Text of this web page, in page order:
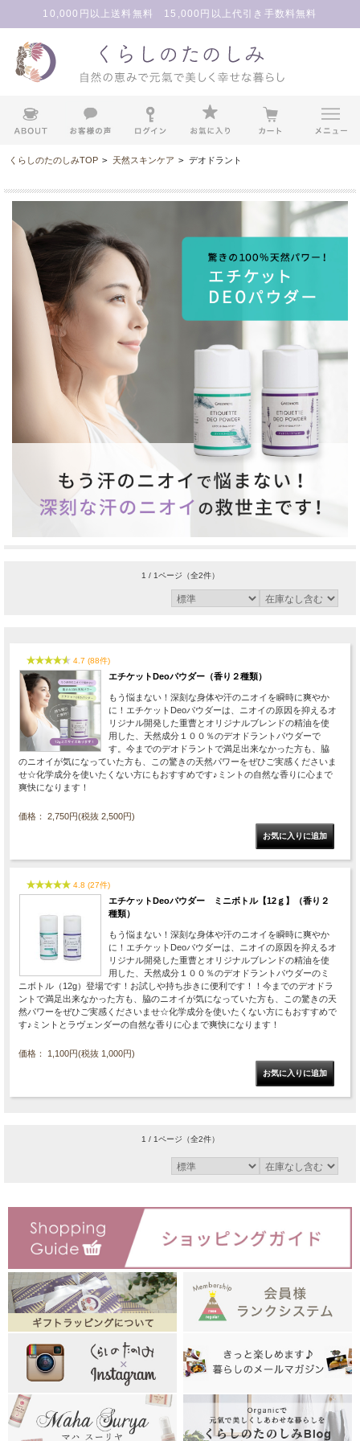
10,000円以上送料無料 15,000円以上代引き手数料無料
くらしのたのしみTOP > 天然スキンケア > デオドラント
1 / 1ページ （全2件）
4.7 (88件)
エチケットDeoパウダー（香り２種類）
もう悩まない！深刻な身体や汗のニオイを瞬時に爽やか
に！エチケットDeoパウダーは、ニオイの原因を抑えるオ
リジナル開発した重曹とオリジナルブレンドの精油を使
用した、天然成分１００％のデオドラントパウダーで
す。今までのデオドラントで満足出来なかった方も、脇
のニオイが気になっていた方も、この驚きの天然パワーをぜひご実感くださいま
せ☆化学成分を使いたくない方にもおすすめです♪ミントの自然な香りに心まで
爽快になります！
価格： 2,750円(税抜 2,500円)
4.8 (27件)
エチケットDeoパウダー ミニボトル【12ｇ】（香り２
種類）
もう悩まない！深刻な身体や汗のニオイを瞬時に爽やか
に！エチケットDeoパウダーは、ニオイの原因を抑えるオ
リジナル開発した重曹とオリジナルブレンドの精油を使
用した、天然成分１００％のデオドラントパウダーのミ
ニボトル（12g）登場です！お試しや持ち歩きに便利です！！今までのデオドラ
ントで満足出来なかった方も、脇のニオイが気になっていた方も、この驚きの天
然パワーをぜひご実感くださいませ☆化学成分を使いたくない方にもおすすめで
す♪ミントとラヴェンダーの自然な香りに心まで爽快になります！
価格： 1,100円(税抜 1,000円)
1 / 1ページ （全2件）